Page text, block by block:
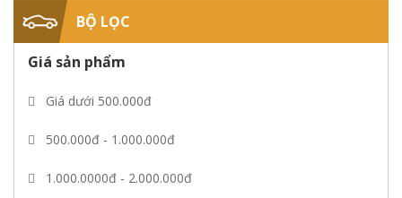
BỘ LỌC
Giá sản phẩm
Giá dưới 500.000đ
500.000đ - 1.000.000đ
1.000.0000đ - 2.000.000đ